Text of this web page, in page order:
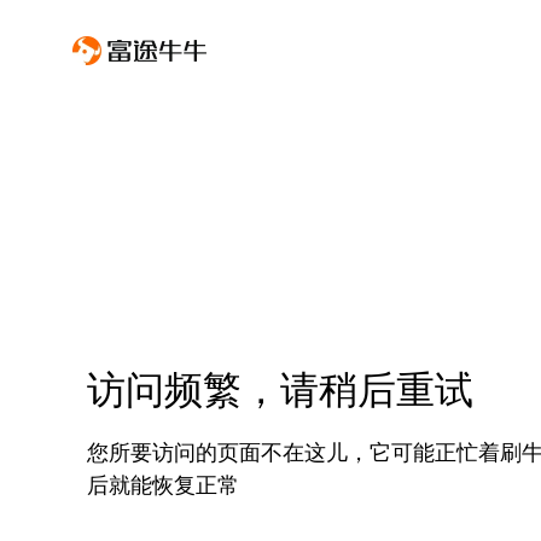
访问频繁，请稍后重试
您所要访问的页面不在这儿，它可能正忙着刷
后就能恢复正常